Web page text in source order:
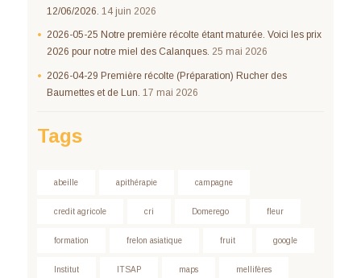
12/06/2026. 14 juin 2026
2026-05-25 Notre première récolte étant maturée. Voici les prix
2026 pour notre miel des Calanques. 25 mai 2026
2026-04-29 Première récolte (Préparation) Rucher des
Baumettes et de Lun. 17 mai 2026
Tags
abeille apithérapie campagne
credit agricole cri Domerego fleur
formation frelon asiatique fruit google
Institut ITSAP maps mellifères